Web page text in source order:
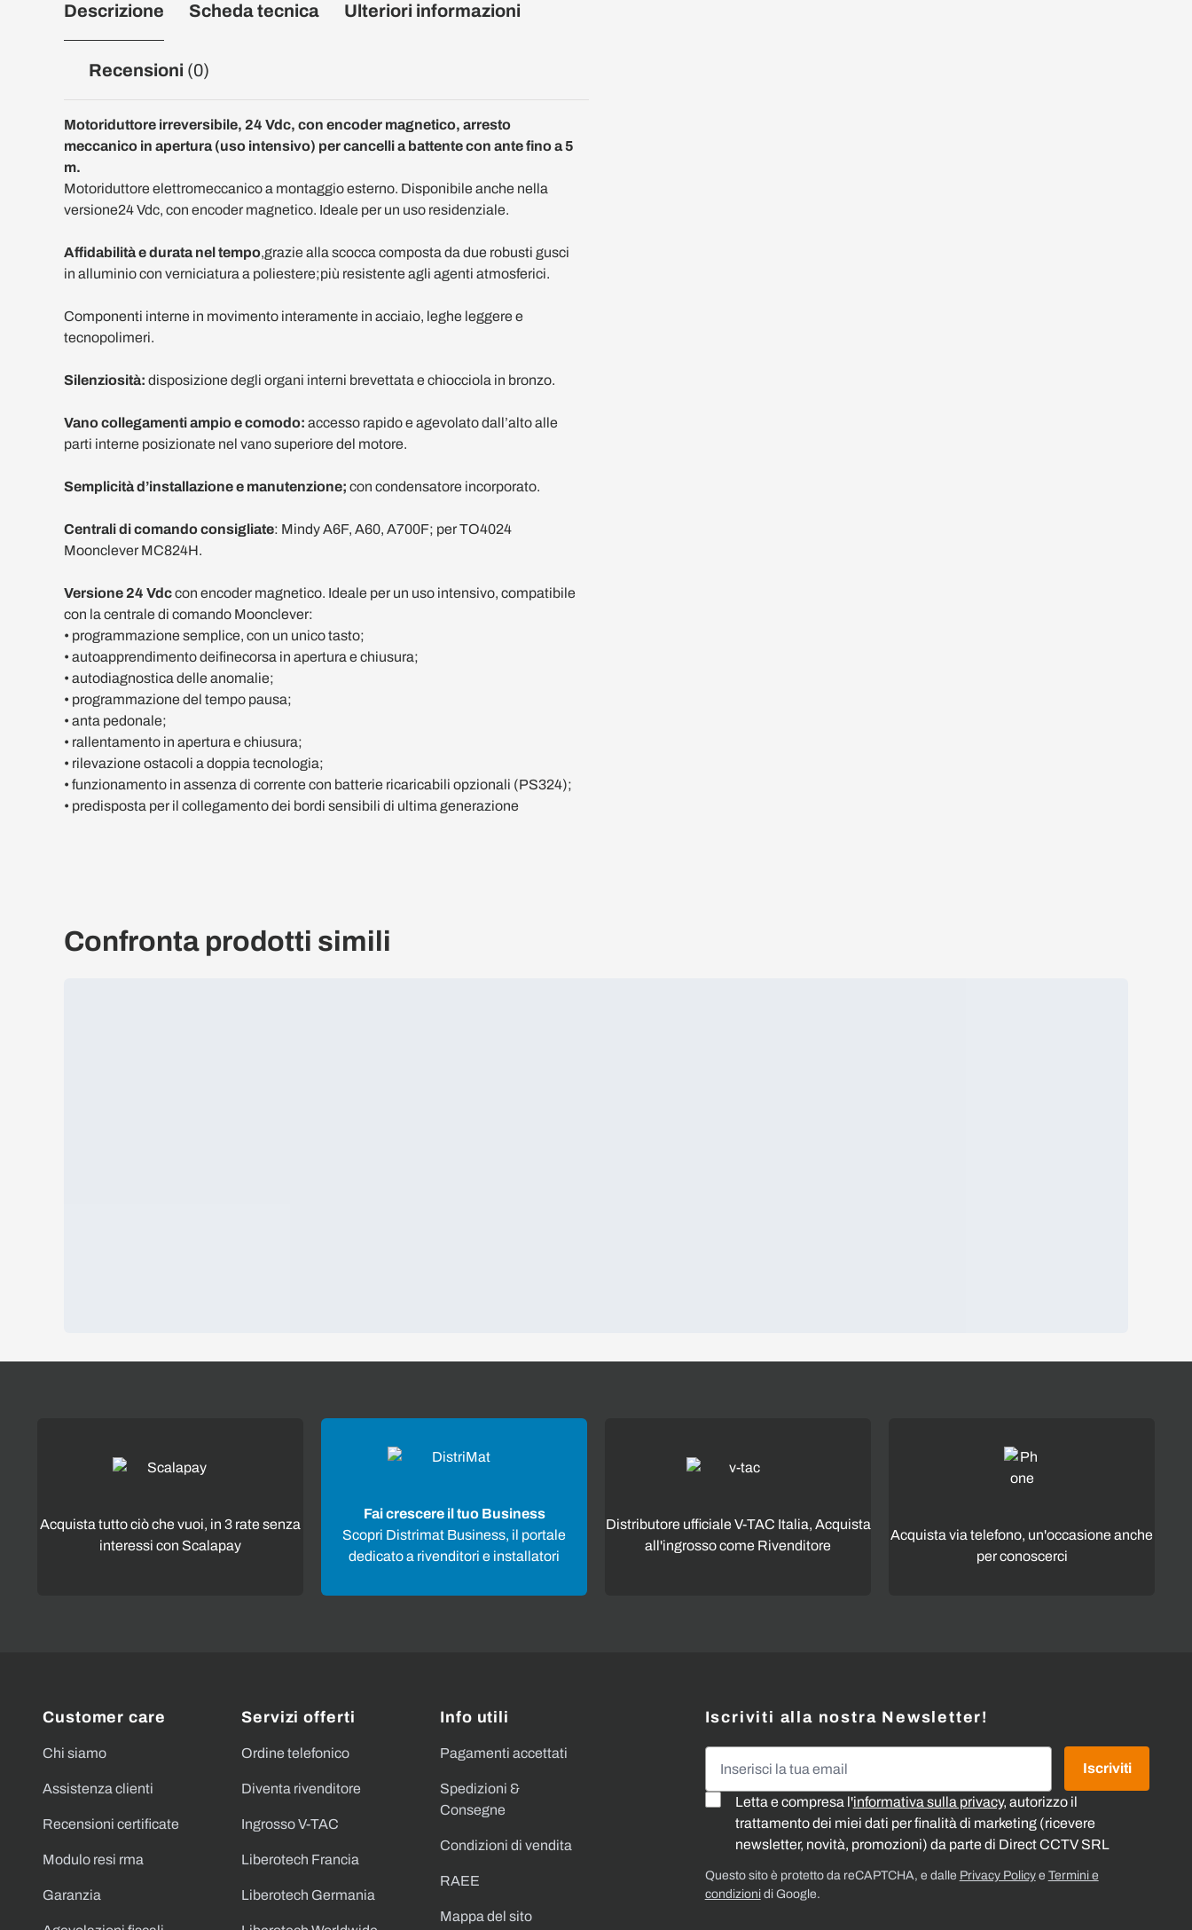
Descrizione
Motoriduttore irreversibile, 24 Vdc, con encoder magnetico, arresto
meccanico in apertura (uso intensivo) per cancelli a battente con ante fino a 5
m.
Motoriduttore elettromeccanico a montaggio esterno. Disponibile anche nella
versione24 Vdc, con encoder magnetico. Ideale per un uso residenziale.
Affidabilità e durata nel tempo,grazie alla scocca composta da due robusti gusci
in alluminio con verniciatura a poliestere;più resistente agli agenti atmosferici.
Componenti interne in movimento interamente in acciaio, leghe leggere e
tecnopolimeri.
Silenziosità: disposizione degli organi interni brevettata e chiocciola in bronzo.
Vano collegamenti ampio e comodo: accesso rapido e agevolato dall’alto alle
parti interne posizionate nel vano superiore del motore.
Semplicità d’installazione e manutenzione; con condensatore incorporato.
Centrali di comando consigliate: Mindy A6F, A60, A700F; per TO4024
Moonclever MC824H.
Versione 24 Vdccon encoder magnetico. Ideale per un uso intensivo, compatibile
con la centrale di comando Moonclever:
• programmazione semplice, con un unico tasto;
• autoapprendimento deifinecorsa in apertura e chiusura;
• autodiagnostica delle anomalie;
• programmazione del tempo pausa;
• anta pedonale;
• rallentamento in apertura e chiusura;
• rilevazione ostacoli a doppia tecnologia;
• funzionamento in assenza di corrente con batterie ricaricabili opzionali (PS324);
• predisposta per il collegamento dei bordi sensibili di ultima generazione
Scheda tecnica Ulteriori informazioni
Recensioni (0)
Confronta prodotti simili
Acquista tutto ciò che vuoi, in 3 rate senza
interessi con Scalapay
Fai crescere il tuo Business
Scopri Distrimat Business, il portale
dedicato a rivenditori e installatori
Distributore ufficiale V-TAC Italia, Acquista
all'ingrosso come Rivenditore
Acquista via telefono, un'occasione anche
per conoscerci
Customer care
Chi siamo
Assistenza clienti
Recensioni certificate
Modulo resi rma
Garanzia
Servizi offerti
Ordine telefonico
Diventa rivenditore
Ingrosso V-TAC
Liberotech Francia
Liberotech Germania
Info utili
Pagamenti accettati
Spedizioni &
Consegne
Condizioni di vendita
RAEE
Mappa del sito
Iscriviti alla nostra Newsletter!
Letta e compresa l'informativa sulla privacy, autorizzo il
trattamento dei miei dati per finalità di marketing (ricevere
newsletter, novità, promozioni) da parte di Direct CCTV SRL
Iscriviti
Questo sito è protetto da reCAPTCHA, e dalle Privacy Policye Termini e
condizionidi Google.